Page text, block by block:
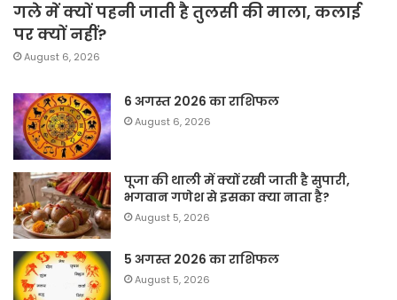
गले में क्यों पहनी जाती है तुलसी की माला, कलाई
पर क्यों नहीं?
August 6, 2026
6 अगस्त 2026 का राशिफल
August 6, 2026
पूजा की थाली में क्यों रखी जाती है सुपारी,
भगवान गणेश से इसका क्या नाता है?
August 5, 2026
5 अगस्त 2026 का राशिफल
August 5, 2026